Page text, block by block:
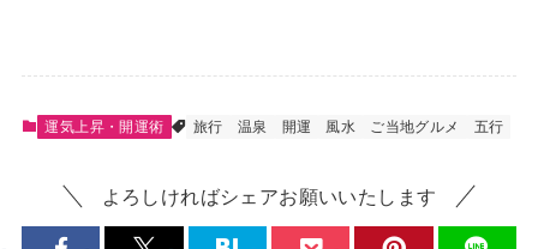
運気上昇・開運術 旅行 温泉 開運 風水 ご当地グルメ 五行
よろしければシェアお願いいたします